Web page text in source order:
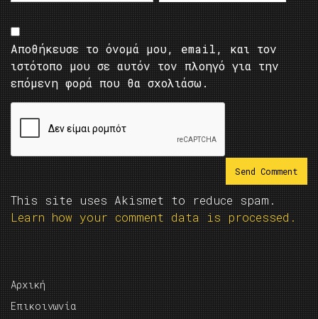
Αποθήκευσε το όνομά μου, email, και τον
ιστότοπο μου σε αυτόν τον πλοηγό για την
επόμενη φορά που θα σχολιάσω.
This site uses Akismet to reduce spam.
Learn how your comment data is processed.
Αρχική
Επικοινωνία